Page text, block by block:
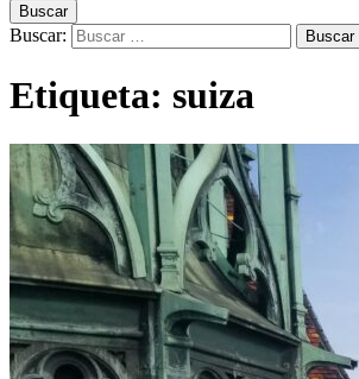
Buscar
Buscar:
Etiqueta: suiza